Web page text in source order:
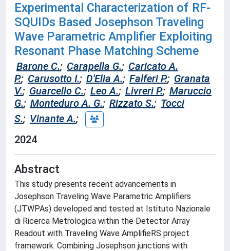
Experimental Characterization of RF-
SQUIDs Based Josephson Traveling
Wave Parametric Amplifier Exploiting
Resonant Phase Matching Scheme
Barone C.; Carapella G.; Caricato A.
P.; Carusotto I.; D'Elia A.; Falferi P.; Granata
V.; Guarcello C.; Leo A.; Livreri P.; Maruccio
G.; Monteduro A. G.; Rizzato S.; Tocci
S.; Vinante A.;
2024
Abstract
This study presents recent advancements in
Josephson Traveling Wave Parametric Amplifiers
(JTWPAs) developed and tested at Istituto Nazionale
di Ricerca Metrologica within the Detector Array
Readout with Traveling Wave AmplifieRS project
framework. Combining Josephson junctions with